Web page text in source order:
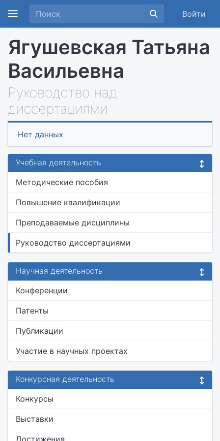
Войти
Ягушевская Татьяна
Васильевна
Руководство над
диссертациями
Нет данных
Учебная деятельность
Методические пособия
Повышение квалификации
Преподаваемые дисциплины
Руководство диссертациями
Научная деятельность
Конференции
Патенты
Публикации
Участие в научных проектах
Конкурсная деятельность
Конкурсы
Выставки
Достижения